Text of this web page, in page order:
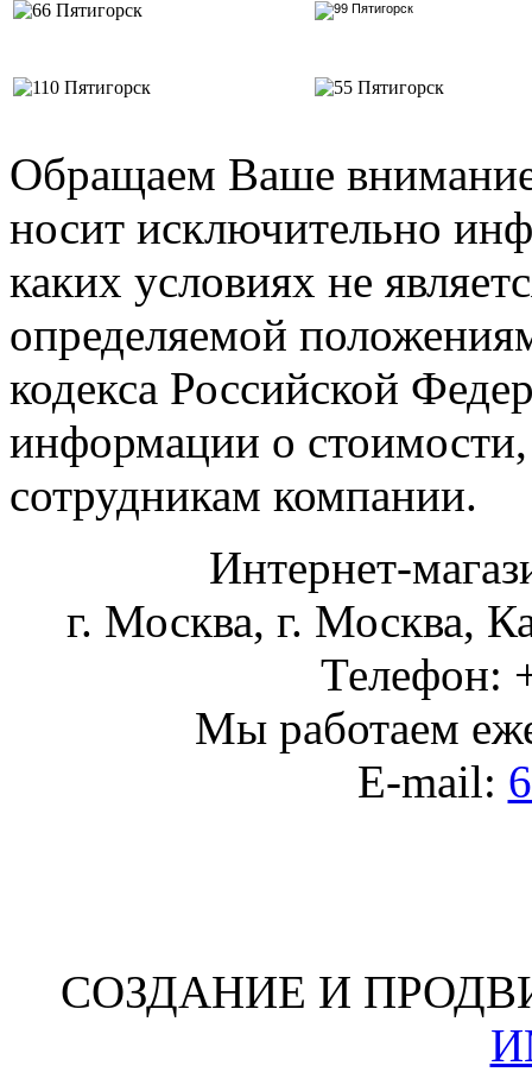
Обращаем Ваше
носит исключительно
каких условиях не
определяемой
кодекса Российской
информации о
сотрудникам компании.
Интернет-
г. Москва, г. Москва,
Телефон:
Мы работаем
E-mail:
СОЗДАНИЕ И